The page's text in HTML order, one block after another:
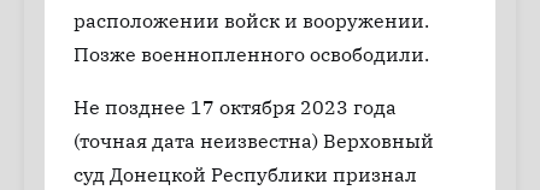
расположении войск и вооружении.
Позже военнопленного освободили.
Не позднее 17 октября 2023 года
(точная дата неизвестна) Верховный
суд Донецкой Республики признал